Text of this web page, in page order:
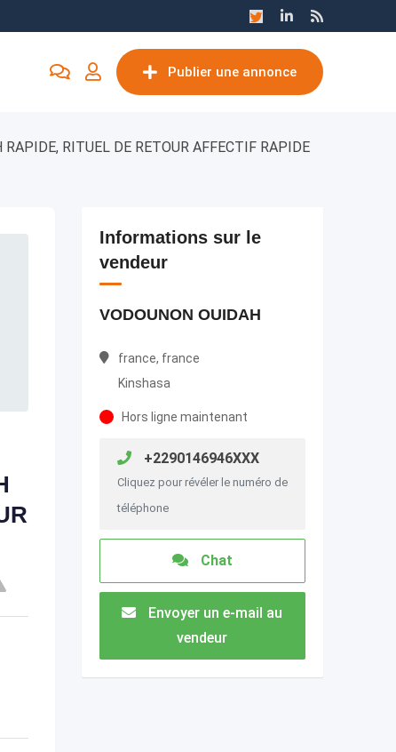
Publier une annonce
RITUEL DE RETOUR AFFECTIF RAPIDE
Informations sur le
vendeur
VODOUNON OUIDAH
france, france
Kinshasa
Hors ligne maintenant
+2290146946XXX
Cliquez pour révéler le numéro de
téléphone
Chat
Envoyer un e-mail au
vendeur